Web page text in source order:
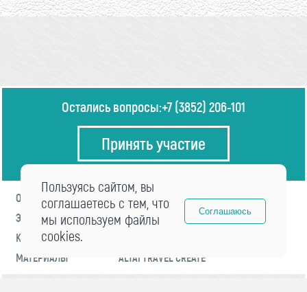
Остались вопросы:+7 (3852) 206-101
Принять участие
О ФОРУМЕ
ПРОГРАММА
ЭКСПЕРТЫ
НОВОСТИ
КОНТАКТЫ
МАТЕРИАЛЫ
ALTAI TRAVEL CREATE
Пользуясь сайтом, вы
соглашаетесь с тем, что
мы используем файлы
cookies.
Соглашаюсь